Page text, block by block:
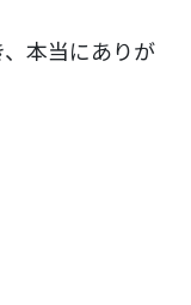
本当にありが